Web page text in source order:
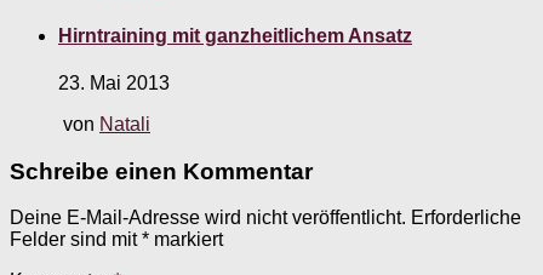
Hirntraining mit ganzheitlichem Ansatz
23. Mai 2013
von Natali
Schreibe einen Kommentar
Deine E-Mail-Adresse wird nicht veröffentlicht. Erforderliche
Felder sind mit* markiert